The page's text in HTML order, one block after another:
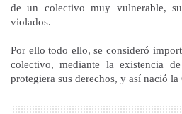
de un colectivo muy vulnerable,
violados.
Por ello todo ello, se consideró
colectivo, mediante la existencia
protegiera sus derechos, y así nació